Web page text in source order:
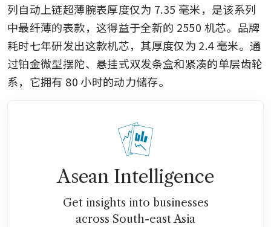
列自动上链超薄腕表厚度仅为 7.35 毫米，是该系列
中最纤薄的表款，这得益于全新的 2550 机芯。品牌
耗时七年研发出这款机芯，其厚度仅为 2.4 毫米。通
过铂金微型摆陀、悬挂式双发条盒和紧凑的单层齿轮
系，它拥有 80 小时的动力储存。
Asean Intelligence
Get insights into businesses
across South-east Asia